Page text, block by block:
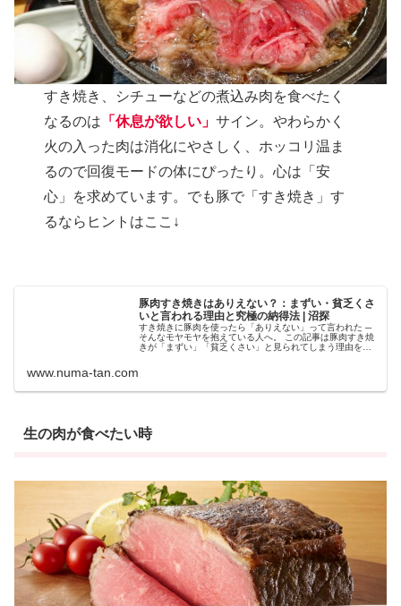
すき焼き、シチューなどの煮込み肉を食べたく
なるのは 「休息が欲しい」サイン。やわらかく
火の入った肉は消化にやさしく、ホッコリ温ま
るので回復モードの体にぴったり。心は「安
心」を求めています。でも豚で「すき焼き」す
るならヒントはここ↓
豚肉すき焼きはありえない？：まずい・貧乏くさ
いと言われる理由と究極の納得法 | 沼探
すき焼きに豚肉を使ったら「ありえない」って言われた ─
そんなモヤモヤを抱えている人へ。 この記事は豚肉すき焼
きが「まずい」「貧乏くさい」と見られてしまう理由を、
www.numa-tan.com
生の肉が食べたい時